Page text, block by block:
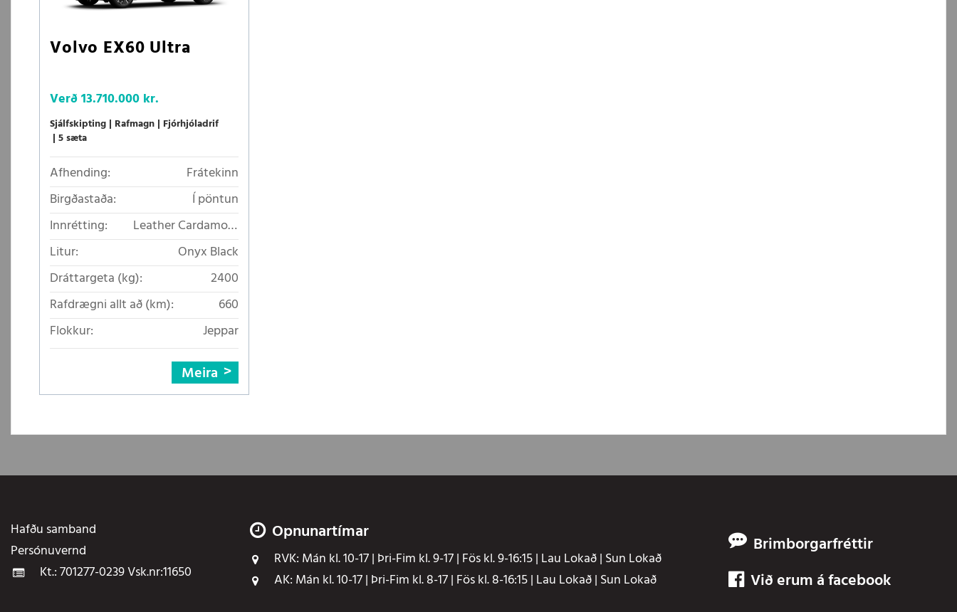
Volvo EX60 Ultra
Verð13.710.000 kr.
Sjálfskipting Rafmagn Fjórhjóladrif
5 sæta
Afhending:
Frátekinn
Birgðastaða:
Í pöntun
Innrétting:
Leather Cardamom
Nappa
Litur:
Onyx Black
Dráttargeta (kg):
2400
Rafdrægni allt að (km):
660
Flokkur:
Jeppar
Meira
Hafðu samband
Persónuvernd
Kt.: 701277-0239 Vsk.nr:11650
Opnunartímar
RVK: Mán kl. 10-17 | Þri-Fim kl. 9-17 | Fös kl. 9-16:15 | Lau Lokað | Sun Lokað
AK: Mán kl. 10-17 | Þri-Fim kl. 8-17 | Fös kl. 8-16:15 | Lau Lokað | Sun Lokað
Brimborgarfréttir
Við erum á facebook